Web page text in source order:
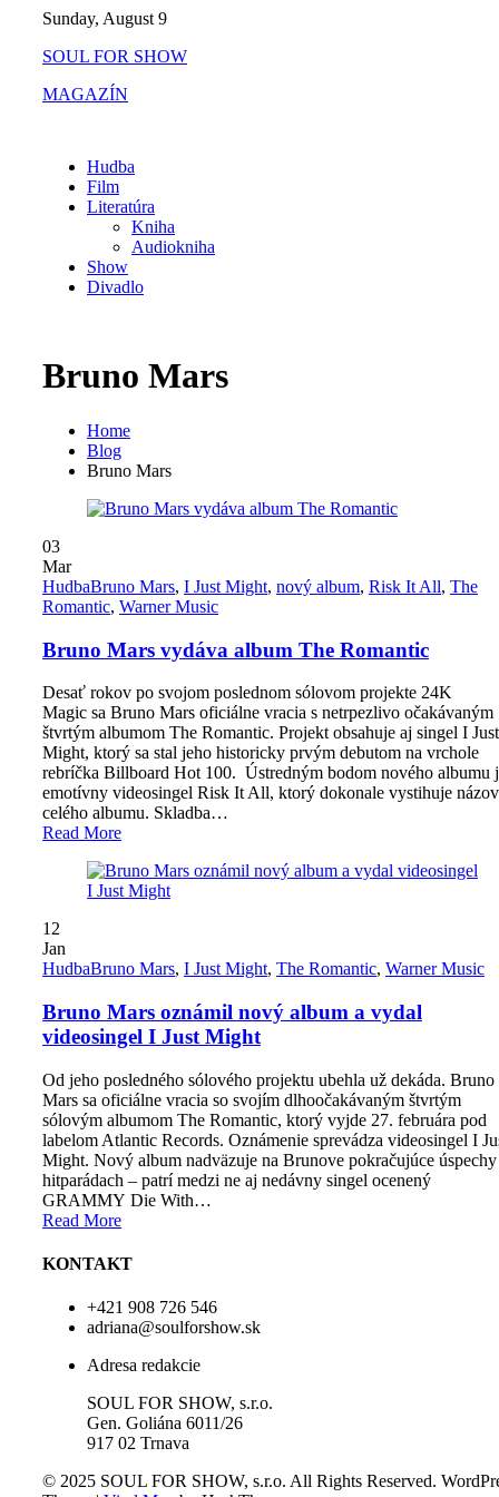
content
Sunday, August 9
SOUL FOR SHOW
MAGAZÍN
Hudba
Film
Literatúra
Kniha
Audiokniha
Show
Divadlo
Bruno Mars
Home
Blog
Bruno Mars
03
Mar
HudbaBruno Mars, I Just Might, nový album, Risk It All, The
Romantic, Warner Music
Bruno Mars vydáva album The Romantic
Desať rokov po svojom poslednom sólovom projekte 24K
Magic sa Bruno Mars oficiálne vracia s netrpezlivo očakávaným
štvrtým albumom The Romantic. Projekt obsahuje aj singel I Just
Might, ktorý sa stal jeho historicky prvým debutom na vrchole
rebríčka Billboard Hot 100. Ústredným bodom nového albumu
emotívny videosingel Risk It All, ktorý dokonale vystihuje názov
celého albumu. Skladba…
Read More
12
Jan
HudbaBruno Mars, I Just Might, The Romantic, Warner Music
Bruno Mars oznámil nový album a vydal
videosingel I Just Might
Od jeho posledného sólového projektu ubehla už dekáda. Bruno
Mars sa oficiálne vracia so svojím dlhoočakávaným štvrtým
sólovým albumom The Romantic, ktorý vyjde 27. februára pod
labelom Atlantic Records. Oznámenie sprevádza videosingel I
Might. Nový album nadväzuje na Brunove pokračujúce
hitparádach – patrí medzi ne aj nedávny singel ocenený
GRAMMY Die With…
Read More
KONTAKT
+421 908 726 546
adriana@soulforshow.sk
Adresa redakcie
SOUL FOR SHOW, s.r.o.
Gen. Goliána 6011/26
917 02 Trnava
© 2025 SOUL FOR SHOW, s.r.o. All Rights Reserved.